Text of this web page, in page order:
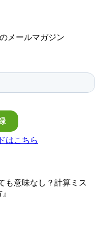
も意味なし？計算ミス